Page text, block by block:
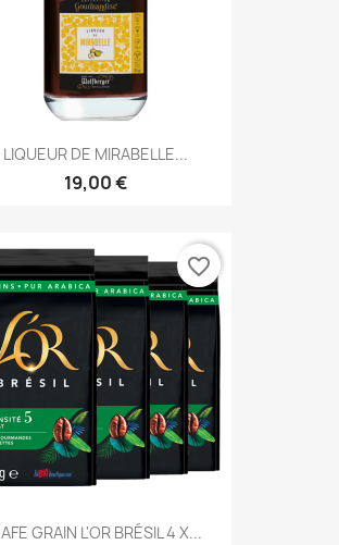
LIQUEUR DE MIRABELLE...
19,00 €
GRAIN L'OR BRÉSIL 4 X...
favorite_border